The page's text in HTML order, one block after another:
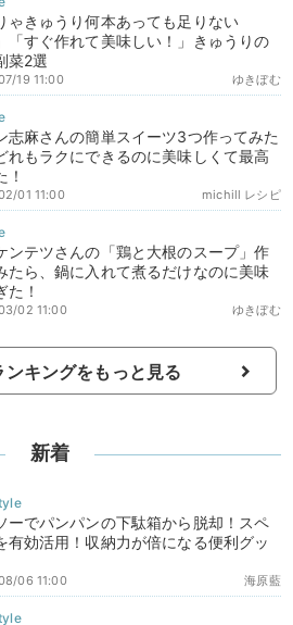
ゃきゅうり何本あっても足りない
「すぐ作れて美味しい！」きゅうりの
菜2選
ゆきぼむ
19 11:00
志麻さんの簡単スイーツ3つ作ってみた
れもラクにできるのに美味しくて最高
！
michill レシピ
01 11:00
ンテツさんの「鶏と大根のスープ」作
たら、鍋に入れて煮るだけなのに美味
た！
ゆきぼむ
02 11:00
ンキングをもっと見る
新着
ーでパンパンの下駄箱から脱却！スペ
有効活用！収納力が倍になる便利グッ
海原藍
06 11:00